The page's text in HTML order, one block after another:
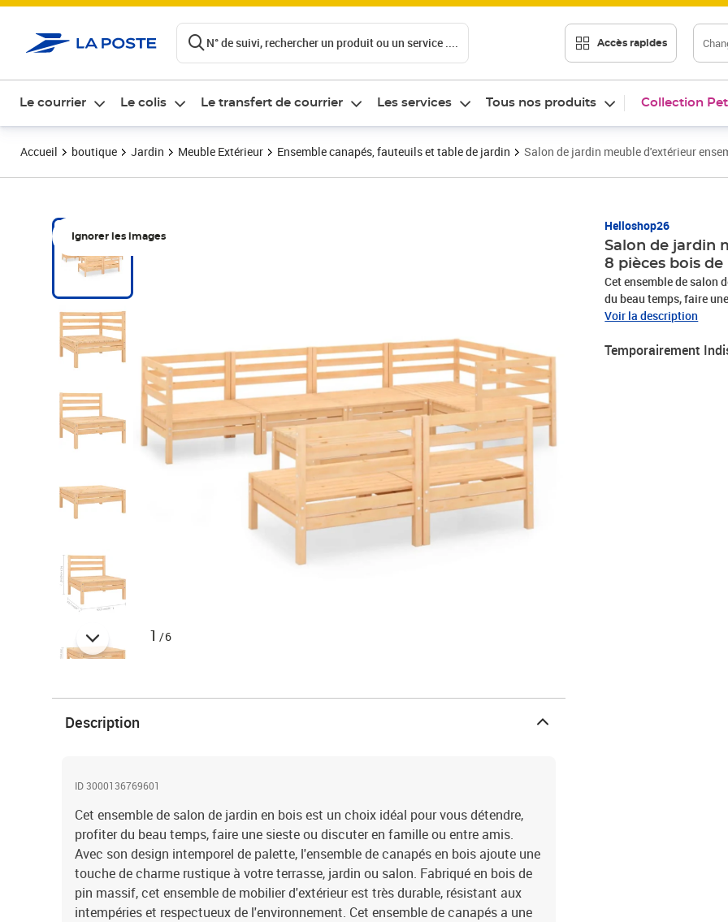
N° de suivi, rechercher un produit ou un service .... Accès rapides
Le courrier Le colis Le transfert de courrier Les services Tous nos produits Collection
Accueil boutique Jardin Meuble Extérieur Ensemble canapés, fauteuils et table de jardin Salon de jardin meuble d'extérieur
Ignorer les images
1 /6
Helloshop26
Salon de jardin
8 pièces bois de
Cet ensemble de salon
du beau temps, faire
intemporel de palette,
ensemble de mobilier
placer l'ensemble
Voir la description
Temporairement
Description
ID 3000136769601
Cet ensemble de salon de jardin en bois est un choix idéal pour vous détendre,
profiter du beau temps, faire une sieste ou discuter en famille ou entre amis.
Avec son design intemporel de palette, l'ensemble de canapés en bois ajoute une
touche de charme rustique à votre terrasse, jardin ou salon. Fabriqué en bois de
pin massif, cet ensemble de mobilier d'extérieur est très durable, résistant aux
intempéries et respectueux de l'environnement. Cet ensemble de canapés a une